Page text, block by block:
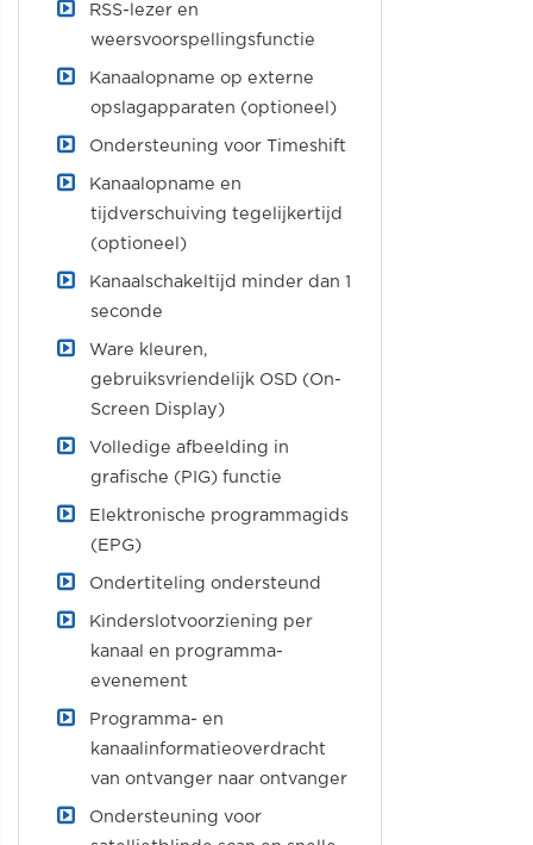
RSS-lezer en
weersvoorspellingsfunctie
Kanaalopname op externe
opslagapparaten (optioneel)
Ondersteuning voor Timeshift
Kanaalopname en
tijdverschuiving tegelijkertijd
(optioneel)
Kanaalschakeltijd minder dan 1
seconde
Ware kleuren,
gebruiksvriendelijk OSD (On-
Screen Display)
Volledige afbeelding in
grafische (PIG) functie
Elektronische programmagids
(EPG)
Ondertiteling ondersteund
Kinderslotvoorziening per
kanaal en programma-
evenement
Programma- en
kanaalinformatieoverdracht
van ontvanger naar ontvanger
Ondersteuning voor